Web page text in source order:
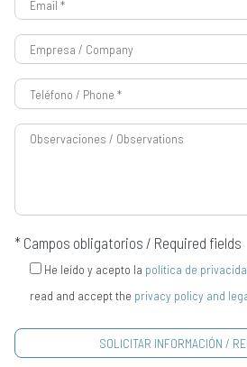
* Campos obligatorios / Required fields
He leído y acepto la política de
read and accept the privacy policy and